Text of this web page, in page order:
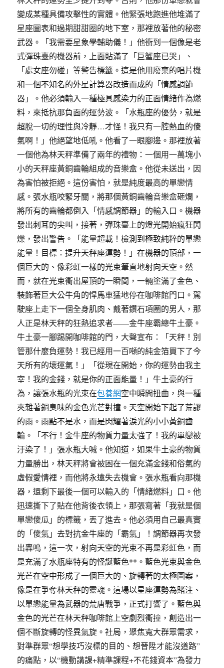
變成某種具備攻擊性的實體。他緊張地跑進他堆滿了
星座圖表和過期甜甜圈的地下室，那裡放著他的秘密
武器。「我需要星象學輔助儀！」他衝到一個像是老
式彈珠臺的機器前，上面貼滿了「巨蟹座已哭」、
「處女座勿碰」等警告標籤。這是他用廢棄的唱片機
和一個不知名的外星計算器改造而成的「情感調節
器」。他必須輸入一種極具感染力的正面情緒作為燃
料，來抵抗那負面的運勢波。「水瓶座的優勢，就是
超脫一切的理性與冷靜…才怪！我只有一腔熱血的傻
氣啊！」他絕望地低吼。他看了一眼腳邊。那裡放著
一個他為林天秤準備了兩年的禮物：一個用一萬塊小
小的天秤座黃銅齒輪組成的音樂盒。他從未送出，因
為害怕被拒絕。這份害怕，就是純度最高的單戀情
感。張水瓶咬緊牙關，將那個黃銅齒輪音樂盒砸爛，
將所有的齒輪都倒入「情感調節器」的輸入口。機器
發出刺耳的尖叫，接著，彈珠臺上的燈光開始瘋狂閃
爍，發出警告。「能量超載！檢測到極致純粹的單戀
能量！目標：提升天秤座運勢！」在機器的頂部，一
個巨大的、像彩虹一樣的光束筆直地射向天空。然
而，就在光束衝出屋頂的一瞬間，一輛塗滿了金色、
裝飾著巨大公牛角的悍馬車猛地停在咖啡館門口。駕
駛座上走下一個全身肌肉、戴著鑽石項圈的男人，那
人正是林天秤的狂熱追求者——金牛座霸總牛土豪。
牛土豪一腳踢開咖啡館的門，大聲宣布：「天秤！別
管那什麼負運勢！我已經用一百噸的純金箔買下了今
天所有的壞運氣！」「從現在開始，你的運勢由我主
宰！我的金錢，就是你的正面能量！」牛土豪的行
為，讓張水瓶的光束在包養網空中瞬間扭曲，與一種
夾雜著銅臭味的金色光芒對撞。天空開始下起了荒謬
的雨。雨點不是水，而是閃耀著淚光的小小黃銅齒
輪。「不行！金牛座的物質力量太強了！我的單戀被
汙染了！」張水瓶大喊。他知道，如果牛土豪的物質
力量勝出，林天秤將會被困在一個充滿金錢和俗氣的
虛假愛情裡，而他將永遠失去機會。張水瓶看向那機
器，還剩下最後一個可以輸入的「情緒燃料」口。他
迅速撕下了貼在他背後衣領上，那張寫著「我就是個
單戀傻瓜」的標籤，丟了進去。他必須用自己最真實
的「傻氣」去對抗金牛座的「霸氣」！調節器再次發
出轟鳴，這一次，射向天空的光束不再是彩虹色，而
是充滿了水瓶座特有的怪誕藍色**。藍色光束與金色
光芒在空中形成了一個巨大的、旋轉著的太極圖案，
像是在爭奪林天秤的靈魂。這場以星座運勢為賭注、
以單戀能量為武器的荒唐戰爭，正式打響了。藍色與
金色的光芒在林天秤咖啡館上空劇烈衝撞，創造出一
個不斷旋轉的怪異氣旋。社局，聚焦寬大群眾需求，
對準群眾“想學技巧沒標的目的、想晉陞才能沒道路”
的痛點，以“機動講課+精準課程+不花錢資本”為發力